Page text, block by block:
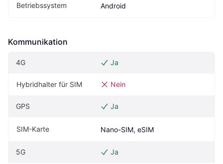
Betriebssystem Android
Kommunikation
4G Ja
Hybridhalter für SIM Nein
GPS Ja
SIM-Karte Nano-SIM, eSIM
5G Ja